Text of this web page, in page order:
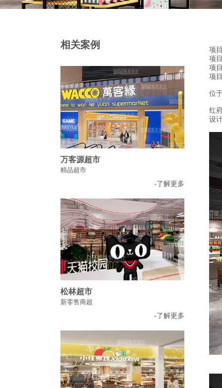
相关案例
万客源超市
精品超市
-了解更多
松林超市
新零售商超
-了解更多
项
项
项
项
位
红
设